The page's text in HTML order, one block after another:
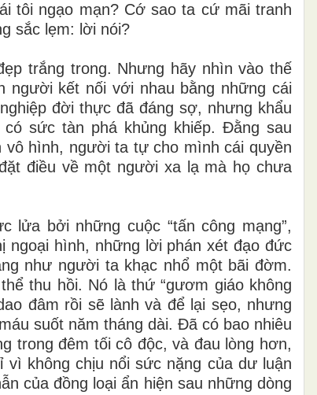
tôi ngạo mạn? Cớ sao ta cứ mãi tranh
sắc lẹm: lời nói?
trắng trong. Nhưng hãy nhìn vào thế
người kết nối với nhau bằng những cái
đời thực đã đáng sợ, nhưng khẩu
sức tàn phá khủng khiếp. Đằng sau
vô hình, người ta tự cho mình cái quyền
điều về một người xa lạ mà họ chưa
bởi những cuộc “tấn công mạng”,
ngoại hình, những lời phán xét đạo đức
như người ta khạc nhổ một bãi đờm.
thu hồi. Nó là thứ “gươm giáo không
đâm rồi sẽ lành và để lại sẹo, nhưng
suốt năm tháng dài. Đã có bao nhiêu
trong đêm tối cô độc, và đau lòng hơn,
không chịu nổi sức nặng của dư luận
của đồng loại ẩn hiện sau những dòng